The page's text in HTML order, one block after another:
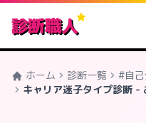
診断職人
ホーム 診断一覧
#自
キャリア迷子タイプ診断 -